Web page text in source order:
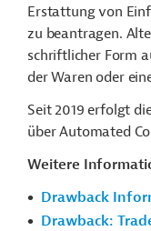
Erstattung von
zu beantragen.
schriftlicher Form
der Waren oder
Seit 2019 erfolgt
über Automated
Weitere
Drawback
Drawback: